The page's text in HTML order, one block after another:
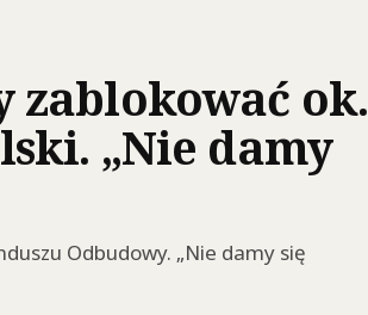
zablokować ok.
„Nie damy
Odbudowy. „Nie damy się